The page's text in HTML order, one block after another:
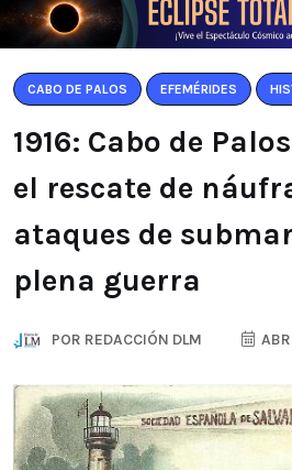
CABO DE PALOS EFEMÉRIDES
1916: Cabo de
el rescate de
ataques de
plena guerra
POR REDACCIÓN DLM